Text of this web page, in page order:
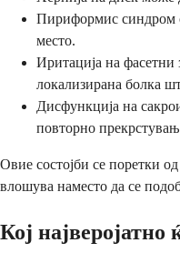
Пириформис синдром
место.
Иритација на фасетни
локализирана болка
Дисфункција на
повторно
Овие состојби се поретки
влошува наместо да се
Кој најверојатно